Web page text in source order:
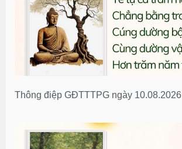
Thông điệp GĐTTTPG ngày 10.08.2026